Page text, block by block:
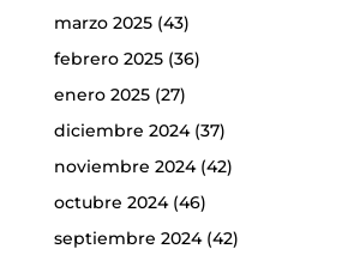
marzo 2025(43)
febrero 2025(36)
enero 2025(27)
diciembre 2024(37)
noviembre 2024(42)
octubre 2024(46)
septiembre 2024(42)